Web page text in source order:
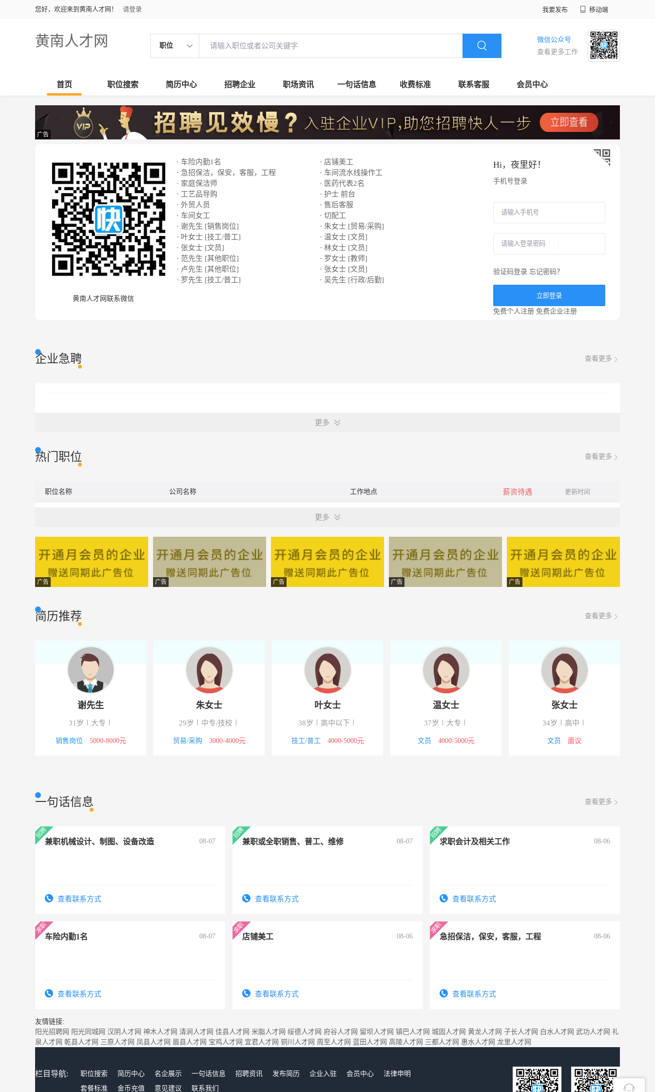
您好，欢迎来到黄南人才网！ 请登录 我要发布 移动端
黄南人才网 职位
微信公众号
查看更多工作
首页 职位搜索 简历中心 招聘企业 职场资讯 一句话信息 收费标准 联系客服 会员中心
广告
黄南人才网联系微信
· 车险内勤1名
· 店铺美工
· 急招保洁，保安，客服，工程
· 车间流水线操作工
· 家庭保洁师
· 医药代表2名
· 工艺品导购
· 护士 前台
· 外贸人员
· 售后客服
· 车间女工
· 切配工
· 谢先生 [销售岗位]
· 朱女士 [贸易/采购]
· 叶女士 [技工/普工]
· 温女士 [文员]
· 张女士 [文员]
· 林女士 [文员]
· 范先生 [其他职位]
· 罗女士 [教师]
· 卢先生 [其他职位]
· 张女士 [文员]
· 罗先生 [技工/普工]
· 吴先生 [行政/后勤]
Hi， 夜里好！
手机号登录
验证码登录 忘记密码？
立即登录
免费个人注册 免费企业注册
企业急聘 查看更多
更多
热门职位 查看更多
职位名称 公司名称 工作地点 薪资待遇 更新时间
更多
广告 广告 广告 广告 广告
简历推荐 查看更多
谢先生
31岁 大专
销售岗位 5000-8000元
朱女士
29岁 中专/技校
贸易/采购 3000-4000元
叶女士
38岁 高中以下
技工/普工 4000-5000元
温女士
37岁 大专
文员 4000-5000元
张女士
34岁 高中
文员 面议
一句话信息 查看更多
兼职机械设计、制图、设备改造 08-07
查看联系方式
兼职或全职销售、普工、维修 08-07
查看联系方式
求职会计及相关工作 08-06
查看联系方式
车险内勤1名 08-07
查看联系方式
店铺美工 08-06
查看联系方式
急招保洁，保安，客服，工程 08-06
查看联系方式
友情链接:
阳光招聘网 阳光同城网 汉阴人才网 神木人才网 清涧人才网 佳县人才网 米脂人才网 绥德人才网 府谷人才网 留坝人才网 镇巴人才网 城固人才网 黄龙人才网 子长人才网 白水人才网 武功人才网 礼
泉人才网 乾县人才网 三原人才网 凤县人才网 眉县人才网 宝鸡人才网 宜君人才网 铜川人才网 周至人才网 蓝田人才网 高陵人才网 三都人才网 惠水人才网 龙里人才网
栏目导航: 职位搜索 简历中心 名企展示 一句话信息 招聘资讯 发布简历 企业入驻 会员中心
法律申明
套餐标准
金币充值 意见建议 联系我们